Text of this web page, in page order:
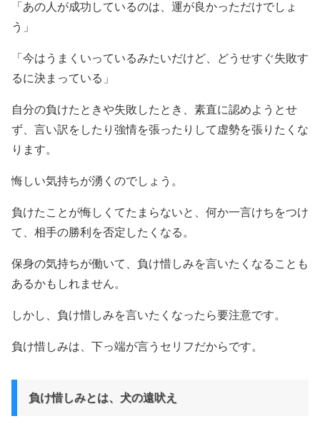
「あの人が成功しているのは、運が良かっただけでしょ
う」
「今はうまくいっているみたいだけど、どうせすぐ失敗す
るに決まっている」
自分の負けたときや失敗したとき、素直に認めようとせ
ず、言い訳をしたり強情を張ったりして虚勢を張りたくな
ります。
悔しい気持ちが湧くのでしょう。
負けたことが悔しくてたまらないと、何か一言けちをつけ
て、相手の勝利を否定したくなる。
保身の気持ちが働いて、負け惜しみを言いたくなることも
あるかもしれません。
しかし、負け惜しみを言いたくなったら要注意です。
負け惜しみは、下っ端が言うセリフだからです。
負け惜しみとは、犬の遠吠え